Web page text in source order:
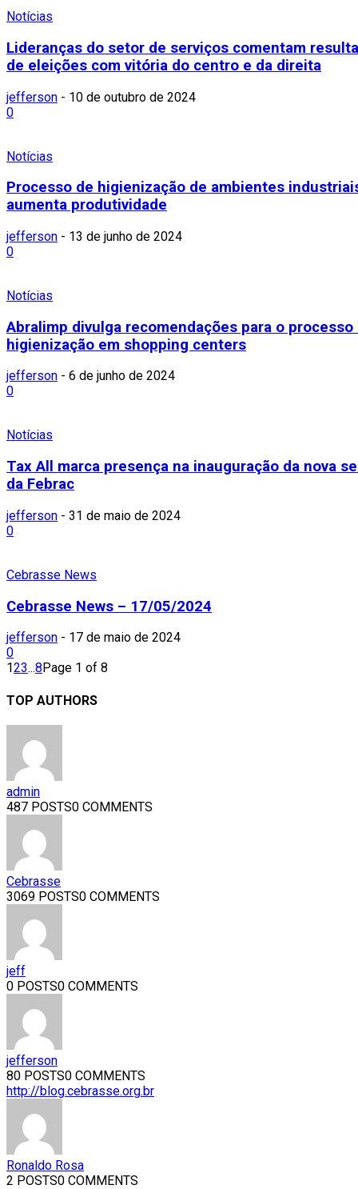
Notícias
Lideranças do setor de serviços comentam
de eleições com vitória do centro e da direita
jefferson - 10 de outubro de 2024
0
Notícias
Processo de higienização de ambientes
aumenta produtividade
jefferson - 13 de junho de 2024
0
Notícias
Abralimp divulga recomendações para o processo
higienização em shopping centers
jefferson - 6 de junho de 2024
0
Notícias
Tax All marca presença na inauguração da nova
da Febrac
jefferson - 31 de maio de 2024
0
Cebrasse News
Cebrasse News – 17/05/2024
jefferson - 17 de maio de 2024
0
123...8 Page 1 of 8
TOP AUTHORS
admin
487 POSTS0 COMMENTS
Cebrasse
3069 POSTS0 COMMENTS
jeff
0 POSTS0 COMMENTS
jefferson
80 POSTS0 COMMENTS
http://blog.cebrasse.org.br
Ronaldo Rosa
2 POSTS0 COMMENTS